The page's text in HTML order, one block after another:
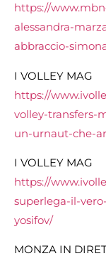
https://
alessandra-
abbraccio-
I VOLLEY MAG
https://
volley-transfers-
un-urnaut-che-
I VOLLEY MAG
https://
superlega-il-
yosifov/
MONZA IN